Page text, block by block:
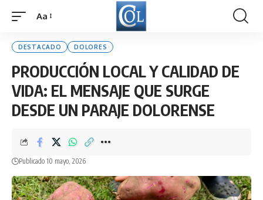
Font
Aa
DESTACADO DOLORES
PRODUCCIÓN LOCAL Y CALIDAD DE
VIDA: EL MENSAJE QUE SURGE
DESDE UN PARAJE DOLORENSE
Publicado 10 mayo, 2026